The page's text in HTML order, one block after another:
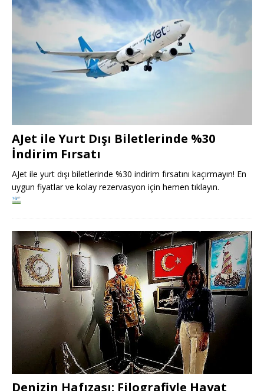
AJet ile Yurt Dışı Biletlerinde %30
İndirim Fırsatı
AJet ile yurt dışı biletlerinde %30 indirim fırsatını kaçırmayın! En
uygun fiyatlar ve kolay rezervasyon için hemen tıklayın.
Denizin Hafızası: Filografiyle Hayat